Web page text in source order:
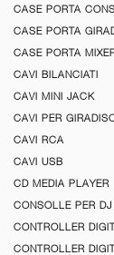
CASE PORTA
CASE PORTA
CASE PORTA
CAVI BILANCIATI
CAVI MINI JACK
CAVI PER
CAVI RCA
CAVI USB
CD MEDIA PLAYER
CONSOLLE PER DJ
CONTROLLER
CONTROLLER